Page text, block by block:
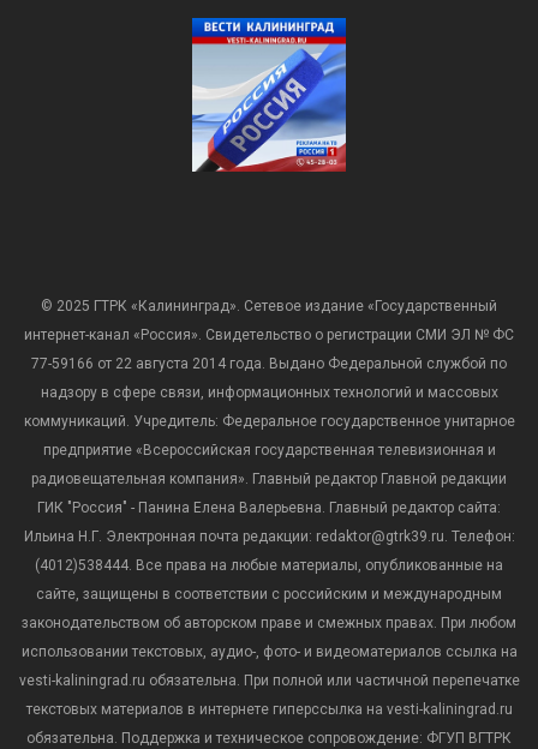
© 2025 ГТРК «Калининград». Сетевое издание «Государственный
интернет-канал «Россия». Свидетельство о регистрации СМИ ЭЛ № ФС
77-59166 от 22 августа 2014 года. Выдано Федеральной службой по
надзору в сфере связи, информационных технологий и массовых
коммуникаций. Учредитель: Федеральное государственное унитарное
предприятие «Всероссийская государственная телевизионная и
радиовещательная компания». Главный редактор Главной редакции
ГИК "Россия" - Панина Елена Валерьевна. Главный редактор сайта:
Ильина Н.Г. Электронная почта редакции: redaktor@gtrk39.ru. Телефон:
(4012)538444. Все права на любые материалы, опубликованные на
сайте, защищены в соответствии с российским и международным
законодательством об авторском праве и смежных правах. При любом
использовании текстовых, аудио-, фото- и видеоматериалов ссылка на
vesti-kaliningrad.ru обязательна. При полной или частичной перепечатке
текстовых материалов в интернете гиперссылка на vesti-kaliningrad.ru
обязательна. Поддержка и техническое сопровождение: ФГУП ВГТРК